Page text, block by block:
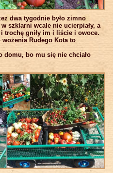
dwa tygodnie było zimno
szklarni wcale nie ucierpiały, a
trochę gniły im i liście i owoce.
Rudego Kota to
domu, bo mu się nie chciało